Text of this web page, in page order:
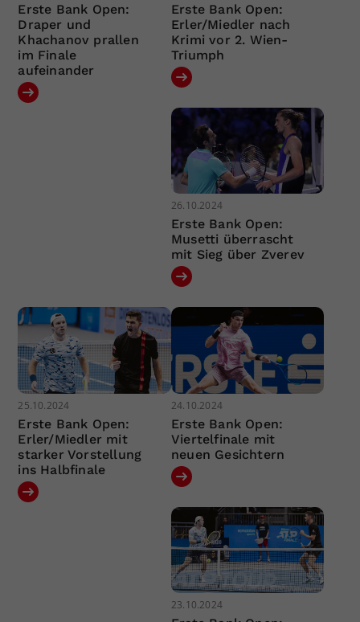
Erste Bank Open:
Draper und
Khachanov prallen
im Finale
aufeinander
Erste Bank Open:
Erler/Miedler nach
Krimi vor 2. Wien-
Triumph
26.10.2024
Erste Bank Open:
Musetti überrascht
mit Sieg über Zverev
25.10.2024
Erste Bank Open:
Erler/Miedler mit
starker Vorstellung
ins Halbfinale
24.10.2024
Erste Bank Open:
Viertelfinale mit
neuen Gesichtern
23.10.2024